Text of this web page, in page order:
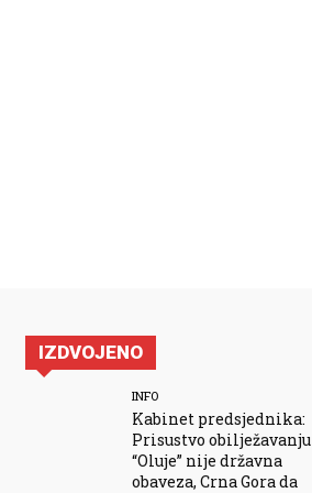
IZDVOJENO
INFO
Kabinet predsjednika:
Prisustvo obilježavanju
“Oluje” nije državna
obaveza, Crna Gora da